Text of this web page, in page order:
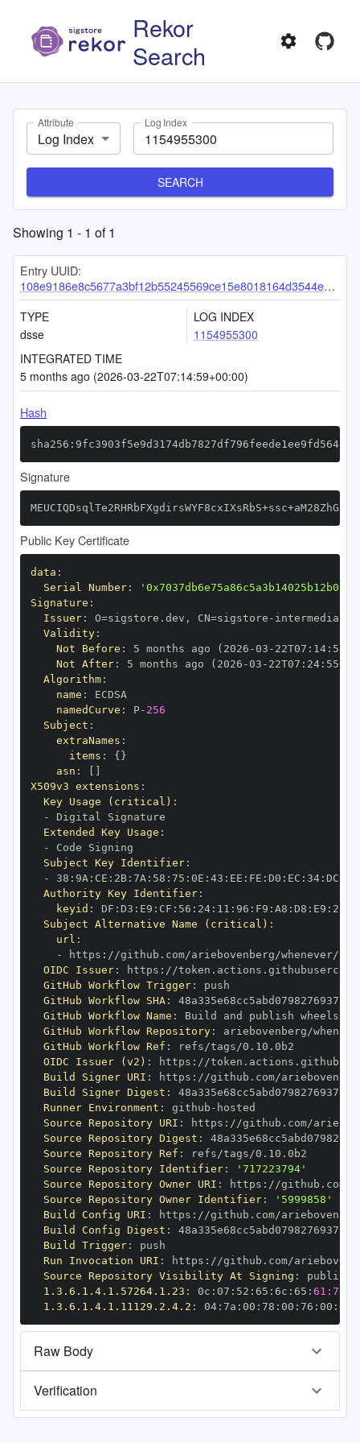
Rekor
Search
Attribute
Log Index
Log Index
SEARCH
Showing 1 - 1 of1
Entry UUID:
108e9186e8c5677a3bf12b55245569ce15e8018164d3544eee1c97c60698bff32eadc9ace09cb2d7
TYPE
dsse
LOG INDEX
1154955300
INTEGRATED TIME
5 months ago (2026-03-22T07:14:59+00:00)
Hash
Signature
Public Key Certificate
data :
Serial Number:
Signature :
Issuer: O=sigstore.dev , CN=sigstore -
Validity:
Not Before : 5 months ago (2026 -03 - 22T07 : 14:
Not After: 5 months ago (2026 -03 - 22T07 : 24: 55+00
Algorithm:
name :
namedCurve : P- 256
Subject :
extraNames :
items : { }
asn :
X509v3 extensions :
Key Usage (critical) :
-
Extended Key Usage :
-
Subject Key Identifier:
-
38 : 9A : CE : 2B: 7A : 58 : 75 : 0E : 43 : EE : FE : D0 : EC : 34: DC
Authority Key Identifier:
keyid : DF : D3 : E9 : CF : 56 : 24: 11 : 96 : F9 : A8 : D8 : E9 : 28
Subject Alternative Name (critical) :
url :
-
https :
OIDC Issuer: https :
GitHub Workflow Trigger:
GitHub Workflow SHA:
GitHub Workflow Name :
GitHub Workflow Repository:
GitHub Workflow Ref :
OIDC Issuer (v2) : https :
Build Signer URI : https :
Build Signer Digest :
Runner Environment : github -
Source Repository URI : https :
Source Repository Digest :
Source Repository Ref :
Source Repository Identifier:
'717223794'
Source Repository Owner URI : https :
Source Repository Owner Identifier:
'5999858'
Build Config URI : https :
Build Config Digest :
Build Trigger:
Run Invocation URI : https :
Source Repository Visibility At Signing :
1.3.6.1.4.1.57264.1.23 : 0c : 07 : 52 : 65 : 6c : 65 :
1.3.6.1.4.1.11129.2.4.2 : 04: 7a : 00 : 78 : 00 : 76 : 00 : dd
Raw Body
Verification